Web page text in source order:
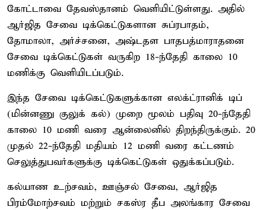
கோட்டாவை தேவஸ்தானம் வெளியிட்டுள்ளது. அதில்
ஆர்ஜித சேவை டிக்கெட்டுகளான சுப்ரபாதம்,
தோமாலா, அர்ச்சனை, அஷ்டதள பாதபத்மாராதனை
சேவை டிக்கெட்டுகள் வருகிற 18-ந்தேதி காலை 10
மணிக்கு வெளியிடப்படும்.
இந்த சேவை டிக்கெட்டுகளுக்கான எலக்ட்ரானிக் டிப்
(மின்னணு குலுக் கல்) முறை மூலம் பதிவு 20-ந்தேதி
காலை 10 மணி வரை ஆன்லைனில் திறந்திருக்கும். 20
முதல் 22-ந்தேதி மதியம் 12 மணி வரை கட்டணம்
செலுத்துபவர்களுக்கு டிக்கெட்டுகள் ஒதுக்கப்படும்.
கல்யாண உற்சவம், ஊஞ்சல் சேவை, ஆர்ஜித
பிரம்மோற்சவம் மற்றும் சகஸ்ர தீப அலங்கார சேவை